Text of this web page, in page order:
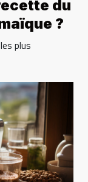
du
?
plus